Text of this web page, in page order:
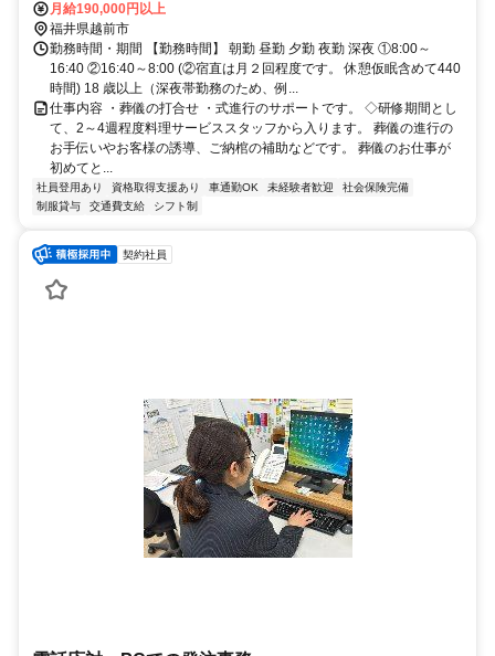
月給190,000円以上
福井県越前市
勤務時間・期間 【勤務時間】 朝勤 昼勤 夕勤 夜勤 深夜 ①8:00～
16:40 ②16:40～8:00 (②宿直は月２回程度です。 休憩仮眠含めて440
時間) 18 歳以上（深夜帯勤務のため、例...
仕事内容 ・葬儀の打合せ ・式進行のサポートです。 ◇研修期間とし
て、2～4週程度料理サービススタッフから入ります。 葬儀の進行の
お手伝いやお客様の誘導、ご納棺の補助などです。 葬儀のお仕事が
初めてと...
社員登用あり 資格取得支援あり 車通勤OK 未経験者歓迎
社会保険完備
制服貸与
交通費支給 シフト制
契約社員